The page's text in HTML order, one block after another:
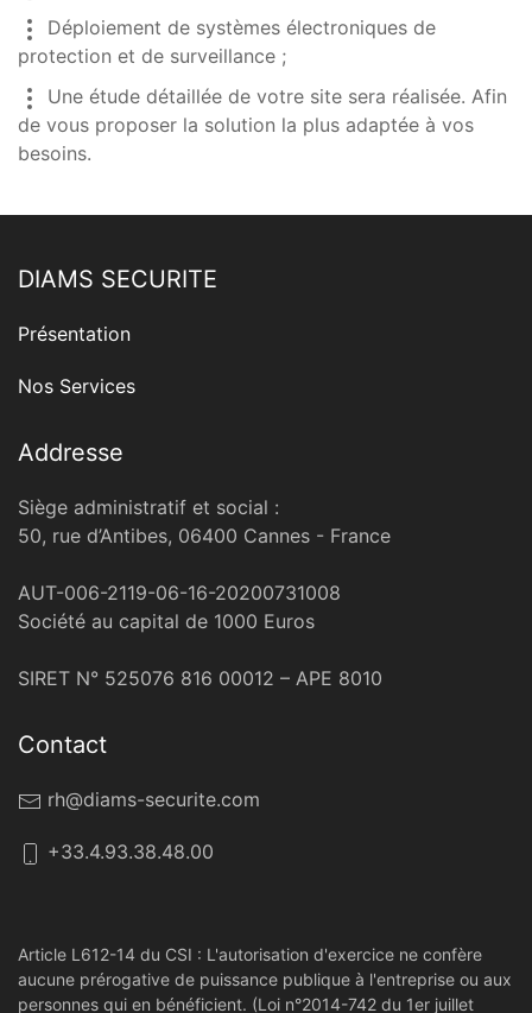
Déploiement de systèmes électroniques de
protection et de surveillance ;
Une étude détaillée de votre site sera réalisée. Afin
de vous proposer la solution la plus adaptée à vos
besoins.
DIAMS SECURITE
Présentation
Nos Services
Addresse
Siège administratif et social :
50, rue d’Antibes, 06400 Cannes - France
AUT-006-2119-06-16-20200731008
Société au capital de 1000 Euros
SIRET N° 525076 816 00012 – APE 8010
Contact
rh@diams-securite.com
+33.4.93.38.48.00
Article L612-14 du CSI : L'autorisation d'exercice ne confère
aucune prérogative de puissance publique à l'entreprise ou aux
personnes qui en bénéficient. (Loi n°2014-742 du 1er juillet